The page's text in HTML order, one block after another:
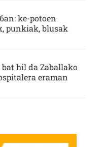
ke-potoen
punkiak, blusak
bat hil da Zaballako
eraman